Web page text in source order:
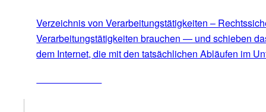
Verzeichnis von Verarbeitungstätigkeiten –
Verarbeitungstätigkeiten brauchen — und schieben
dem Internet, die mit den tatsächlichen Abläufen im